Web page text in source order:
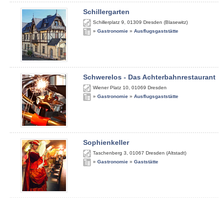
Schillergarten
Schillerplatz 9 01309 Dresden (Blasewitz)
» Gastronomie » Ausflugsgaststätte
Schwerelos - Das Achterbahnrestaurant
Wiener Platz 10 01069 Dresden
» Gastronomie » Ausflugsgaststätte
Sophienkeller
Taschenberg 3 01067 Dresden (Altstadt)
» Gastronomie » Gaststätte